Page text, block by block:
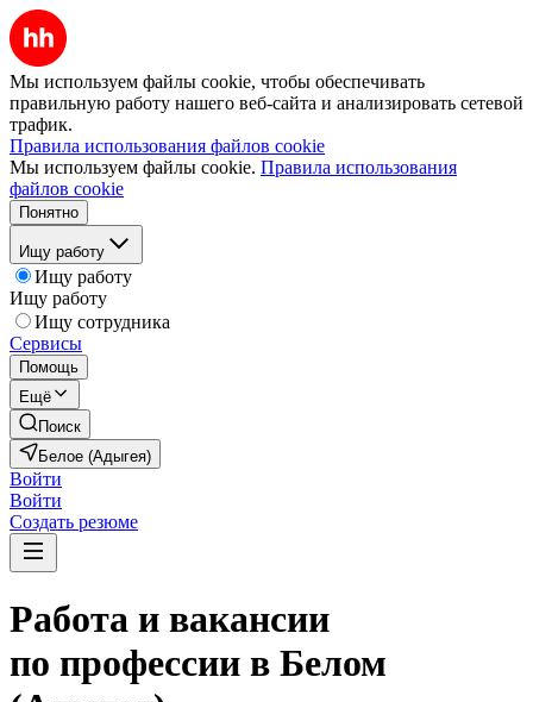
Мы используем файлы cookie, чтобы обеспечивать
правильную работу нашего веб-сайта и анализировать сетевой
трафик.
Правила использования файлов cookie
Мы используем файлы cookie. Правила использования
файлов cookie
Понятно
Ищу работу
Ищу работу
Ищу работу
Ищу сотрудника
Сервисы
Помощь
Ещё
Поиск
Белое (Адыгея)
Войти
Войти
Создать резюме
Работа и вакансии
по профессии в Белом